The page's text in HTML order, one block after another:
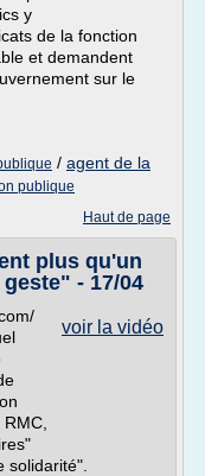
y
de la fonction
et demandent
sur le
/ agent de la
publique
Haut de page
plus qu'un
- 17/04
voir la vidéo
solidarité".